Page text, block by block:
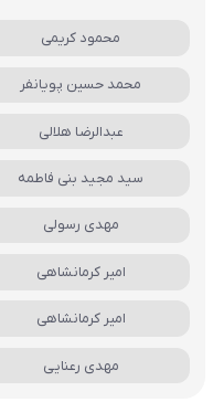
محمود کریمی
محمد حسین پویانفر
عبدالرضا هلالی
سید مجید بنی فاطمه
مهدی رسولی
امیر کرمانشاهی
امیر کرمانشاهی
مهدی رعنایی